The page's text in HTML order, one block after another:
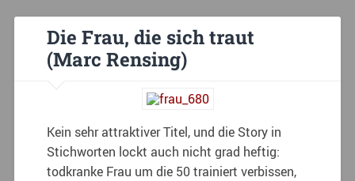
Die Frau, die sich traut
(Marc Rensing)
Kein sehr attraktiver Titel, und die Story in
Stichworten lockt auch nicht grad heftig:
todkranke Frau um die 50 trainiert verbissen,